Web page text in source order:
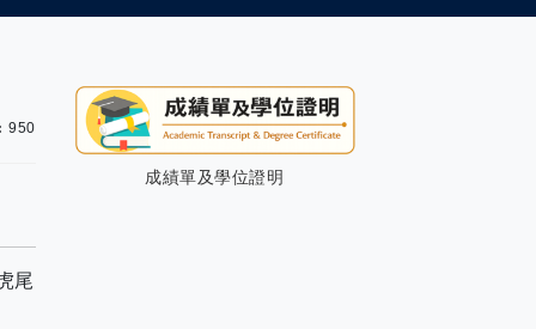
瀏覽次數：
950
尾
成績單及學位證明